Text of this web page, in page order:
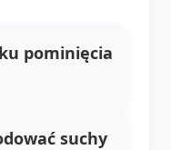
pominięcia
suchy